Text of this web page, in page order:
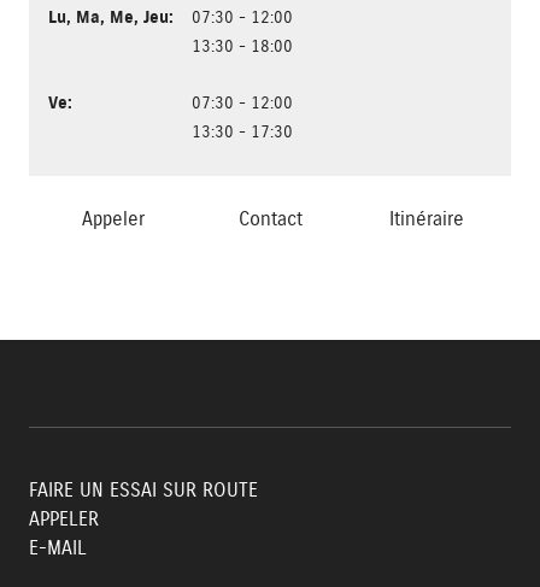
Lu, Ma, Me, Jeu:
07:30 - 12:00
13:30 - 18:00
Ve:
07:30 - 12:00
13:30 - 17:30
Appeler Contact Itinéraire
FAIRE UN ESSAI SUR ROUTE
APPELER
E-MAIL